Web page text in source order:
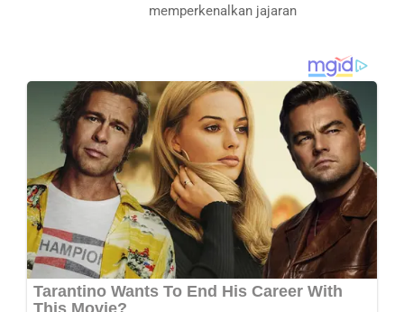
memperkenalkan jajaran